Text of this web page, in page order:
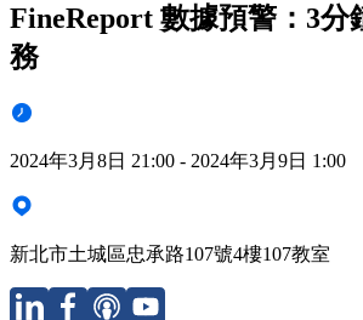
FineReport 數據預警：3分
務
2024年3月8日 21:00 - 2024年3月9日 1:00
新北市土城區忠承路107號4樓107教室